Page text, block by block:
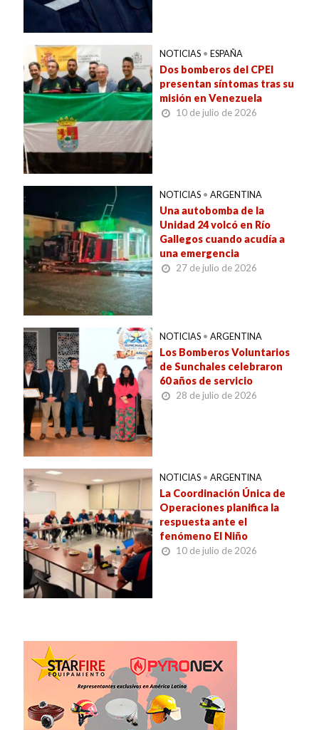
NOTICIAS • ESPAÑA
Dos bomberos del CPEI
presentan síntomas tras su
misión en Venezuela
10 de julio de 2026
NOTICIAS • ARGENTINA
Una autobomba de la
Unidad 24 volcó en Río
Gallegos cuando acudía a
una emergencia
27 de julio de 2026
NOTICIAS • ARGENTINA
Los Bomberos Voluntarios
de Sunchales celebraron
60 años de servicio
28 de julio de 2026
NOTICIAS • ARGENTINA
La Coordinación Única de
Operaciones planifica la
respuesta ante el
fenómeno El Niño
10 de julio de 2026